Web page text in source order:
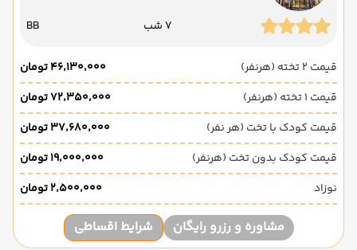
7 شب BB
قیمت 2 تخته (هرنفر)
۴۶٬۱۳۰٬۰۰۰ تومان
قیمت 1 تخته (هرنفر)
۷۲٬۳۵۰٬۰۰۰ تومان
قیمت کودک با تخت (هر نفر)
۳۷٬۶۸۰٬۰۰۰ تومان
قیمت کودک بدون تخت (هرنفر)
۱۹٬۰۰۰٬۰۰۰ تومان
نوزاد
۲٬۵۰۰٬۰۰۰ تومان
مشاوره و رزرو رایگان شرایط اقساطی